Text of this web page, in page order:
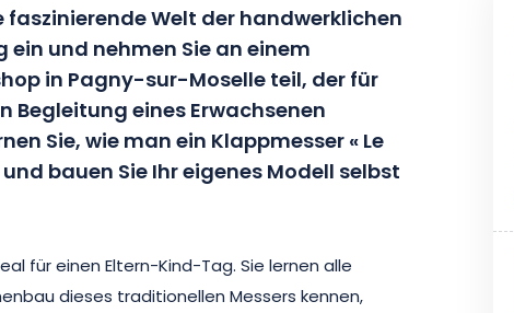
faszinierende Welt der handwerklichen
ein und nehmen Sie an einem
in Pagny-sur-Moselle teil, der für
Begleitung eines Erwachsenen
Sie, wie man ein Klappmesser « Le
bauen Sie Ihr eigenes Modell selbst
für einen Eltern-Kind-Tag. Sie lernen alle
dieses traditionellen Messers kennen,